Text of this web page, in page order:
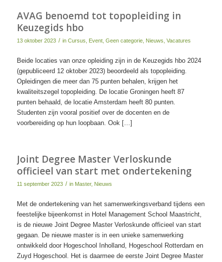
AVAG benoemd tot topopleiding in
Keuzegids hbo
13 oktober 2023 / in Cursus Event, Geen categorie, Nieuws Vacatures
Beide locaties van onze opleiding zijn in de Keuzegids hbo 2024
(gepubliceerd 12 oktober 2023) beoordeeld als topopleiding.
Opleidingen die meer dan 75 punten behalen, krijgen het
kwaliteitszegel topopleiding. De locatie Groningen heeft 87
punten behaald, de locatie Amsterdam heeft 80 punten.
Studenten zijn vooral positief over de docenten en de
voorbereiding op hun loopbaan. Ook […]
Joint Degree Master Verloskunde
officieel van start met ondertekening
11 september 2023 / in Master, Nieuws
Met de ondertekening van het samenwerkingsverband tijdens een
feestelijke bijeenkomst in Hotel Management School Maastricht,
is de nieuwe Joint Degree Master Verloskunde officieel van start
gegaan. De nieuwe master is in een unieke samenwerking
ontwikkeld door Hogeschool Inholland, Hogeschool Rotterdam en
Zuyd Hogeschool. Het is daarmee de eerste Joint Degree Master